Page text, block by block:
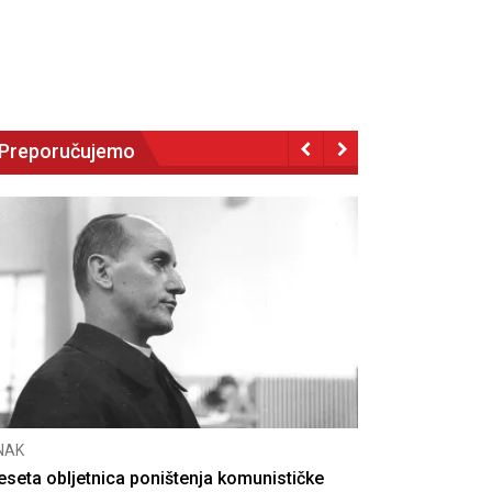
Preporučujemo
obljetnica poništenja komunističke